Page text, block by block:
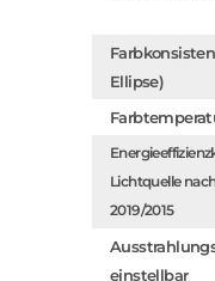
Ellipse)
Lichtquelle
2019/2015
einstellbar